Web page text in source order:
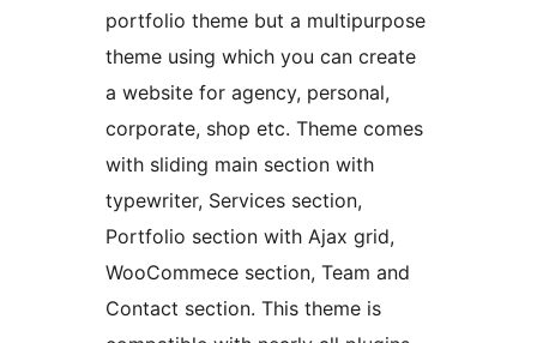
portfolio theme but a multipurpose
theme using which you can create
a website for agency, personal,
corporate, shop etc. Theme comes
with sliding main section with
typewriter, Services section,
Portfolio section with Ajax grid,
WooCommece section, Team and
Contact section. This theme is